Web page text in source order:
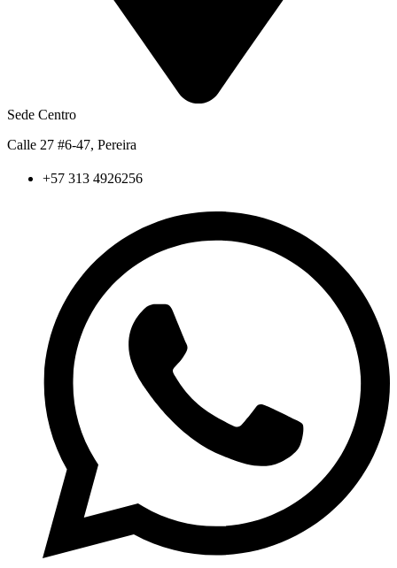
Sede Centro
Calle 27 #6-47, Pereira
+57 313 4926256